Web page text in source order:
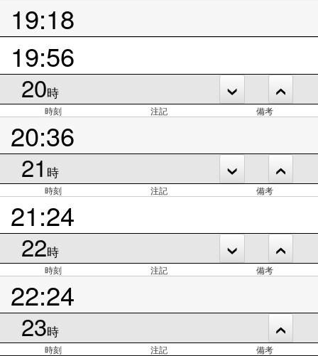
19:18
19:56
20時
時刻 注記 備考
20:36
21 時
時刻 注記 備考
21:24
22時
時刻 注記 備考
22:24
23時
時刻 注記 備考